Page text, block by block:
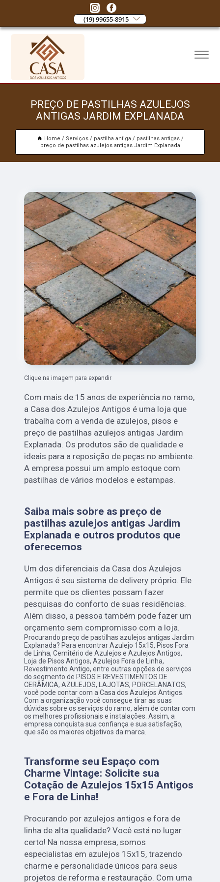
(19) 99655-8915
PREÇO DE PASTILHAS AZULEJOS
ANTIGAS JARDIM EXPLANADA
Home Serviços pastilha antiga
pastilhas antigas
preço de pastilhas azulejos antigas Jardim Explanada
Clique na imagem para expandir
Com mais de 15 anos de experiência no ramo,
a Casa dos Azulejos Antigos é uma loja que
trabalha com a venda de azulejos, pisos e
preço de pastilhas azulejos antigas Jardim
Explanada. Os produtos são de qualidade e
ideais para a reposição de peças no ambiente.
A empresa possui um amplo estoque com
pastilhas de vários modelos e estampas.
Saiba mais sobre as preço de
pastilhas azulejos antigas Jardim
Explanada e outros produtos que
oferecemos
Um dos diferenciais da Casa dos Azulejos
Antigos é seu sistema de delivery próprio. Ele
permite que os clientes possam fazer
pesquisas do conforto de suas residências.
Além disso, a pessoa também pode fazer um
orçamento sem compromisso com a loja.
Procurando preço de pastilhas azulejos antigas Jardim
Explanada? Para encontrar Azulejo 15x15, Pisos Fora
de Linha, Cemitério de Azulejos e Azulejos Antigos,
Loja de Pisos Antigos, Azulejos Fora de Linha,
Revestimento Antigo, entre outras opções de serviços
do segmento de PISOS E REVESTIMENTOS DE
CERÂMICA, AZULEJOS, LAJOTAS, PORCELANATOS,
você pode contar com a Casa dos Azulejos Antigos.
Com a organização você consegue tirar as suas
dúvidas sobre os serviços do ramo, além de contar com
os melhores profissionais e instalações. Assim, a
empresa conquista sua confiança e sua satisfação,
que são os maiores objetivos da marca.
Transforme seu Espaço com
Charme Vintage: Solicite sua
Cotação de Azulejos 15x15 Antigos
e Fora de Linha!
Procurando por azulejos antigos e fora de
linha de alta qualidade? Você está no lugar
certo! Na nossa empresa, somos
especialistas em azulejos 15x15, trazendo
charme e personalidade únicos para seus
projetos de reforma e restauração. Com uma